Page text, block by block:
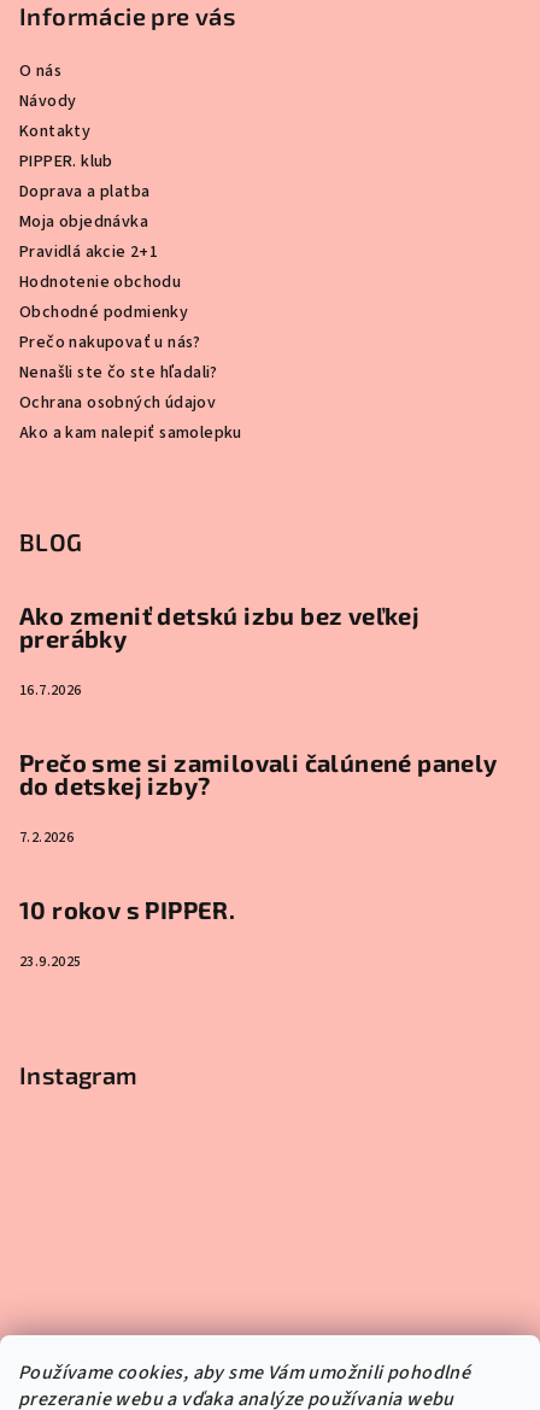
Používame cookies, aby sme Vám umožnili pohodlné
prezeranie webu a vďaka analýze používania webu
Informácie pre vás
O nás
Návody
Kontakty
PIPPER. klub
Doprava a platba
Moja objednávka
Pravidlá akcie 2+1
Hodnotenie obchodu
Obchodné podmienky
Prečo nakupovať u nás?
Nenašli ste čo ste hľadali?
Ochrana osobných údajov
Ako a kam nalepiť samolepku
BLOG
Ako zmeniť detskú izbu bez veľkej
prerábky
16.7.2026
Prečo sme si zamilovali čalúnené panely
do detskej izby?
7.2.2026
10 rokov s PIPPER.
23.9.2025
Instagram